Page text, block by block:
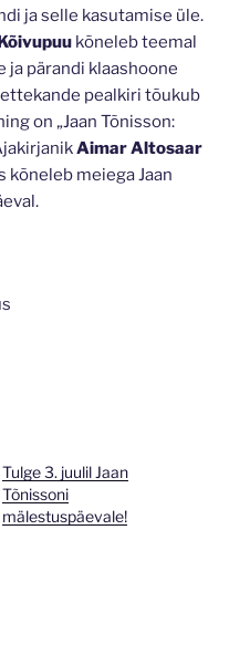
ja selle kasutamise üle.
kõneleb teemal
ja pärandi klaashoone
ettekande pealkiri tõukub
on „Jaan Tõnisson:
Aimar Altosaar
kõneleb meiega Jaan
Tulge 3. juulil Jaan
Tõnissoni
mälestuspäevale!